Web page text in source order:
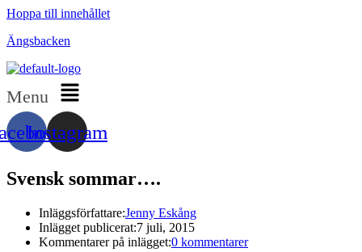
Hoppa till innehållet
Ängsbacken
Menu
Instagram
Svensk sommar….
Inläggsförfattare:Jenny Eskång
Inlägget publicerat:7 juli, 2015
Kommentarer på inlägget:0 kommentarer